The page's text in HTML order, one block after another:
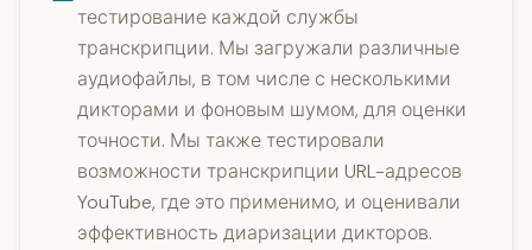
тестирование каждой службы
транскрипции. Мы загружали различные
аудиофайлы, в том числе с несколькими
дикторами и фоновым шумом, для оценки
точности. Мы также тестировали
возможности транскрипции URL-адресов
YouTube, где это применимо, и оценивали
эффективность диаризации дикторов.